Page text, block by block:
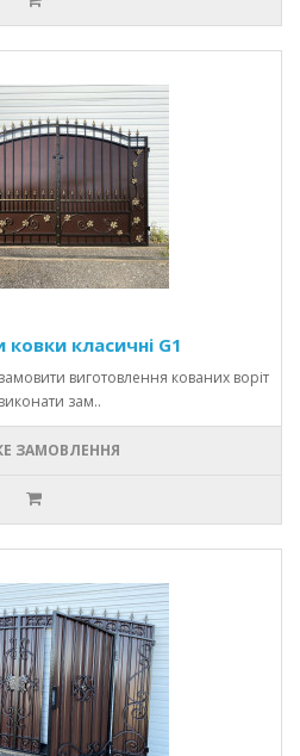
класичні G1
виготовлення кованих воріт
зам..
ЗАМОВЛЕННЯ